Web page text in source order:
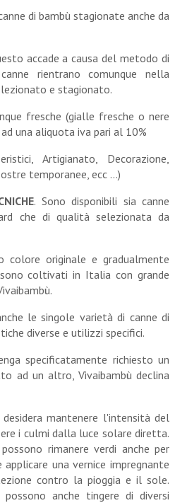
di bambù stagionate anche da
accade a causa del metodo di
rientrano comunque nella
e stagionato.
fresche (gialle fresche o nere
una aliquota iva pari al 10%
Artigianato, Decorazione,
temporanee, ecc ...)
. Sono disponibili sia canne
che di qualità selezionata da
originale e gradualmente
coltivati in Italia con grande
le singole varietà di canne di
diverse e utilizzi specifici.
specificatamente richiesto un
ad un altro, Vivaibambù declina
desidera mantenere l'intensità del
i culmi dalla luce solare diretta.
rimanere verdi anche per
applicare una vernice impregnante
contro la pioggia e il sole.
anche tingere di diversi